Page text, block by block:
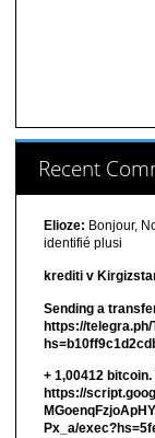
Recent
Elioze: Bonjour,
identifié plusi
krediti v
Sending a
https://
+ 1,00412 bitсоin.
https://
Px_a/